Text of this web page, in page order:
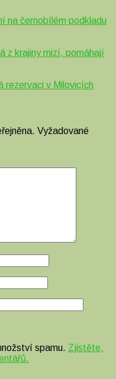
na černobílém podkladu
z krajiny mizí, pomáhají
rezervaci v Milovicích
Vyžadované
spamu. Zjistěte,